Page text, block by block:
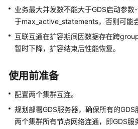
据
映
射
系
导
入
数
业务最大并发数不能大于GDS启动参
于max_active_statements，否则可能
互联互通在扩容期间因数据存在跨
暂时下降，扩容结束后性能恢复。
使用前准备
配置两个集群互连。
规划部署GDS服务器，确保所有的
两个集群所有节点网络连通，即GDS服